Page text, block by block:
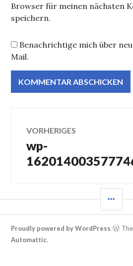
Browser für meinen nächsten
speichern.
Benachrichtige mich über
Mail.
VORHERIGES
Vorheriger
Beitrag:
wp-
Proudly powered by WordPress
Automattic.